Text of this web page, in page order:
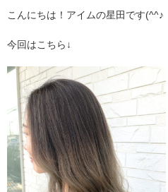
こんにちは！アイムの星田です(^^♪
今回はこちら↓